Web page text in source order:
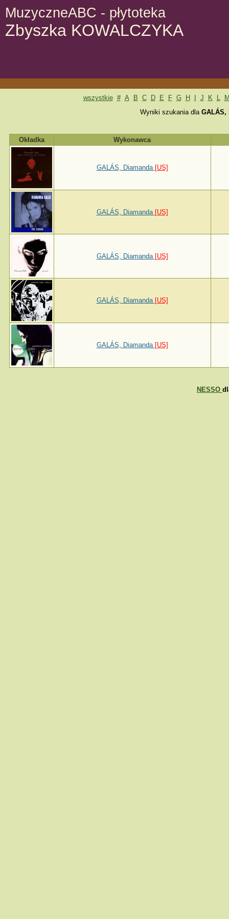
MuzyczneABC - płytoteka
Zbyszka KOWALCZYKA
wszystkie # A B C D E F G H J K L
Wyniki szukania dla
Okładka Wykonawca
GALÁS, Diamanda [US]
GALÁS, Diamanda [US]
GALÁS, Diamanda [US]
GALÁS, Diamanda [US]
GALÁS, Diamanda [US]
NESSO